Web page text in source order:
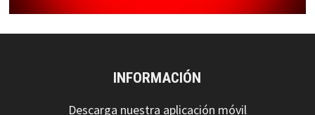
INFORMACIÓN
Descarga nuestra aplicación móvil